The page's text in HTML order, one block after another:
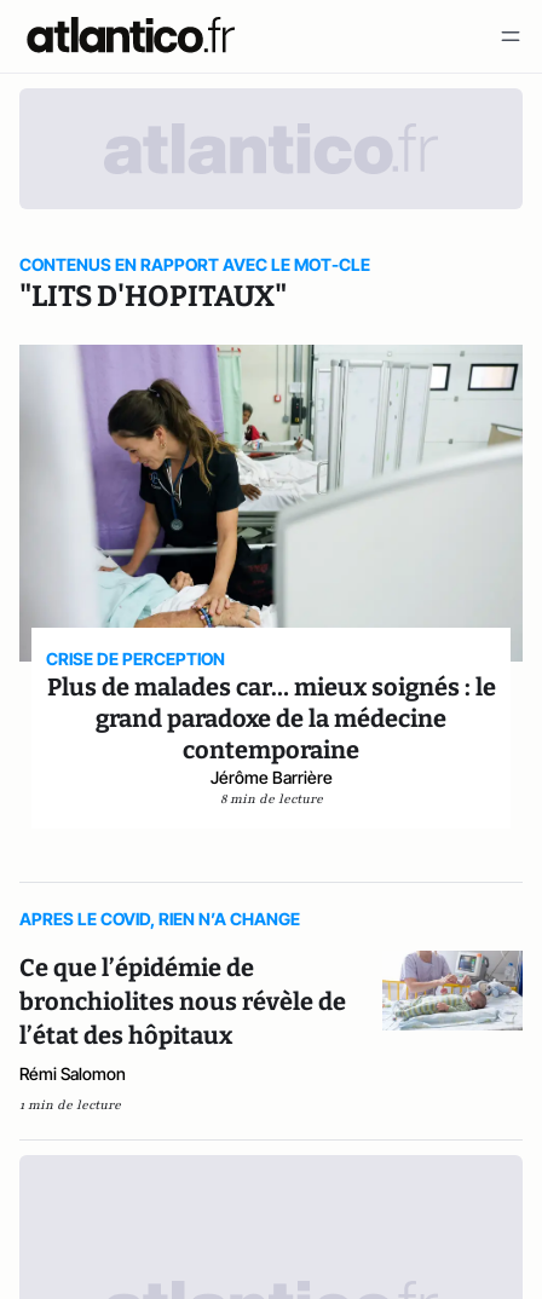
CONTENUS EN RAPPORT AVEC LE MOT-CLE
"LITS D'HOPITAUX"
CRISE DE PERCEPTION
Plus de malades car… mieux soignés : le
grand paradoxe de la médecine
contemporaine
Jérôme Barrière
8 min de lecture
APRES LE COVID, RIEN N’A CHANGE
Ce que l’épidémie de
bronchiolites nous révèle de
l’état des hôpitaux
Rémi Salomon
1 min de lecture